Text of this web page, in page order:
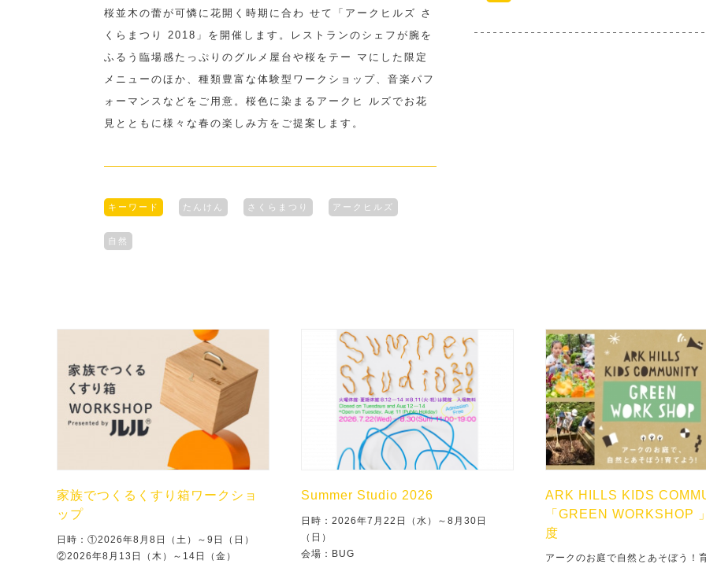
桜並木の蕾が可憐に花開く時期に合わ せて「アークヒルズ さ
くらまつり 2018」を開催します。レストランのシェフが腕を
ふるう臨場感たっぷりのグルメ屋台や桜をテー マにした限定
メニューのほか、種類豊富な体験型ワークショップ、音楽パフ
ォーマンスなどをご用意。桜色に染まるアークヒ ルズでお花
見とともに様々な春の楽しみ方をご提案します。
キーワード たんけん さくらまつり アークヒルズ
自然
家族でつくるくすり箱ワークショ
ップ
日時：①2026年8月8日（土）～9日（日）
②2026年8月13日（木）～14日（金）
Summer Studio 2026
日時：2026年7月22日（水）～8月30日
（日）
会場：BUG
ARK HILLS KIDS
「GREEN WORKSHOP
度
アークのお庭で自然とあそぼう！